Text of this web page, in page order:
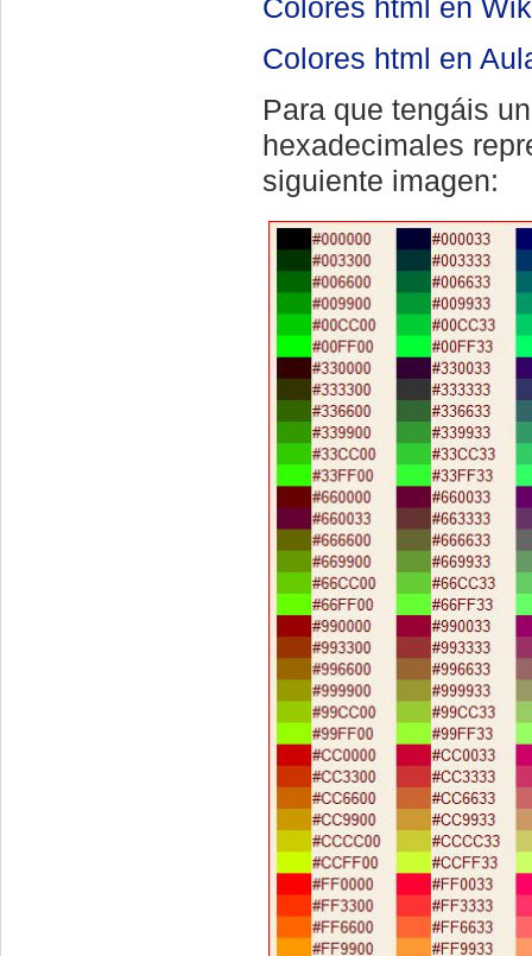
Colores html en
Colores html en
Para que tengáis
hexadecimales
siguiente imagen: